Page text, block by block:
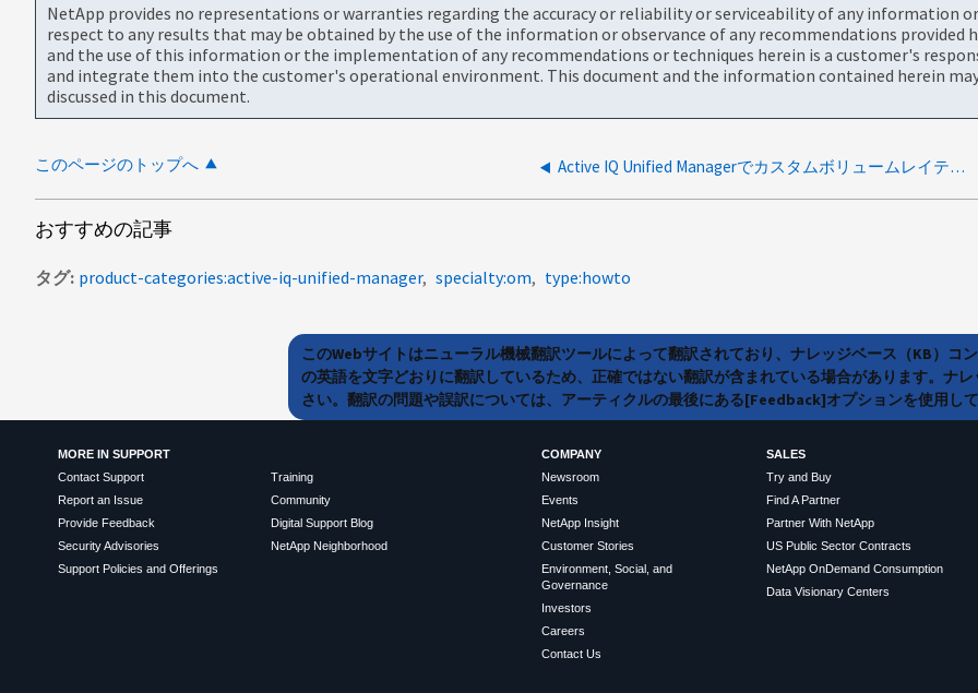
NetApp provides no representations or warranties regarding the accuracy or reliability or serviceability of any information
respect to any results that may be obtained by the use of the information or observance of any recommendations
and the use of this information or the implementation of any recommendations or techniques herein is a customer's
and integrate them into the customer's operational environment. This document and the information contained herein
discussed in this document.
このページのトップへ Active IQ Unified Managerでカスタムボリュームレイテンシアラートを作成する方法
おすすめの記事
タグ product-categories:active-iq-unified-manager specialty:om type:howto
このWebサイトはニューラル機械翻訳ツールによって翻訳されており、ナレッジベース（KB）
の英語を文字どおりに翻訳しているため、正確ではない翻訳が含まれている場合があります。ナ
さい。翻訳の問題や誤訳については、アーティクルの最後にある[Feedback]オプションを使用し
MORE IN SUPPORT
Contact Support
Report an Issue
Provide Feedback
Security Advisories
Support Policies and Offerings
Training
Community
Digital Support Blog
NetApp Neighborhood
COMPANY
Newsroom
Events
NetApp Insight
Customer Stories
Environment, Social, and
Governance
Investors
Careers
Contact Us
SALES
Try and Buy
Find A Partner
Partner With NetApp
US Public Sector Contracts
NetApp OnDemand Consumption
Data Visionary Centers